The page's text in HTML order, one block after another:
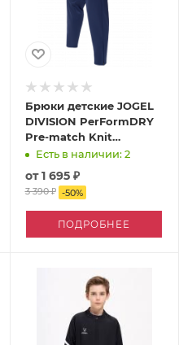
Брюки детские JOGEL
DIVISION PerFormDRY
Pre-match Knit
тренировочные
Есть в наличии: 2
от1 695 ₽
3 390 ₽ -50%
ПОДРОБНЕЕ